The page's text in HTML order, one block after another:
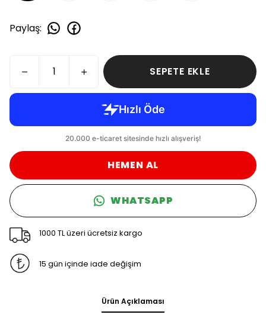
Paylaş:
SEPETE EKLE
HEMEN AL
WHATSAPP
1000 TL üzeri ücretsiz kargo
15 gün içinde iade değişim
Ürün Açıklaması